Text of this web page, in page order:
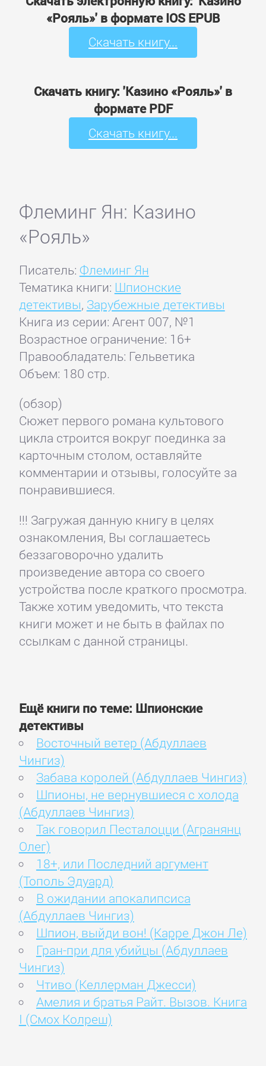
«Рояль»' в формате IOS EPUB
Скачать книгу...
Скачать книгу: 'Казино «Рояль»' в
формате PDF
Скачать книгу...
Флеминг Ян: Казино
«Рояль»
Писатель: Флеминг Ян
Тематика книги: Шпионские
детективы, Зарубежные детективы
Книга из серии: Агент 007, №1
Возрастное ограничение: 16+
Правообладатель: Гельветика
Объем: 180 стр.
(обзор)
Сюжет первого романа культового
цикла строится вокруг поединка за
карточным столом, оставляйте
комментарии и отзывы, голосуйте за
понравившиеся.
!!! Загружая данную книгу в целях
ознакомления, Вы соглашаетесь
беззаговорочно удалить
произведение автора со своего
устройства после краткого просмотра.
Также хотим уведомить, что текста
книги может и не быть в файлах по
ссылкам с данной страницы.
Ещё книги по теме: Шпионские
детективы
Восточный ветер (Абдуллаев
Чингиз)
Забава королей (Абдуллаев Чингиз)
Шпионы, не вернувшиеся с холода
(Абдуллаев Чингиз)
Так говорил Песталоцци (Агранянц
Олег)
18+, или Последний аргумент
(Тополь Эдуард)
В ожидании апокалипсиса
(Абдуллаев Чингиз)
Шпион, выйди вон! (Карре Джон Ле)
Гран-при для убийцы (Абдуллаев
Чингиз)
Чтиво (Келлерман Джесси)
Амелия и братья Райт. Вызов. Книга
I (Смох Колреш)